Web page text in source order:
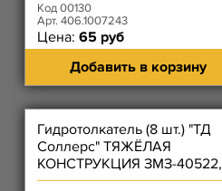
Код 00130
Арт. 406.1007243
Цена: 65 руб
Добавить в корзину
Гидротолкатель (8 шт.) "ТД
Соллерс" ТЯЖЁЛАЯ
КОНСТРУКЦИЯ ЗМЗ-40522,
4062, 4063, 409, 40524,